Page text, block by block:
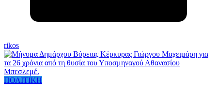
rikos
ΠΟΛΙΤΙΚΗ